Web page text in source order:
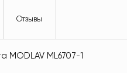
Отзывы
MODLAV ML6707-1